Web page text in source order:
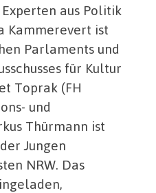
aus Politik
Kammerevert ist
Parlaments und
für Kultur
Toprak (FH
und
Thürmann ist
Jungen
NRW. Das